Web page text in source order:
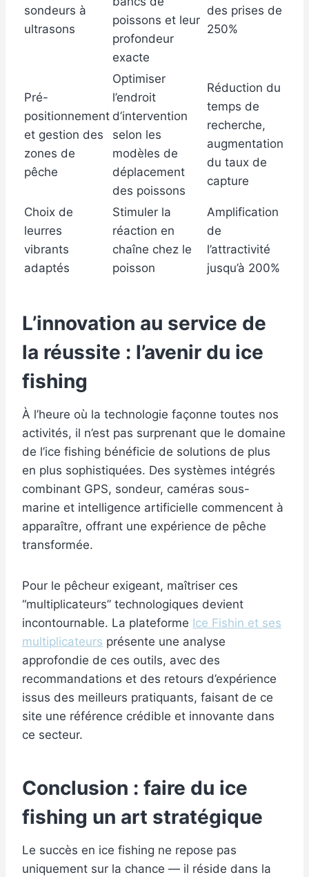
sondeurs à
ultrasons
poissons et leur
profondeur
exacte
des prises de
250%
Pré-
positionnement
et gestion des
zones de
pêche
Optimiser
l’endroit
d’intervention
selon les
modèles de
déplacement
des poissons
Réduction du
temps de
recherche,
augmentation
du taux de
capture
Choix de
leurres
vibrants
adaptés
Stimuler la
réaction en
chaîne chez le
poisson
Amplification
de
l’attractivité
jusqu’à 200%
L’innovation au service de
la réussite : l’avenir du ice
fishing
À l’heure où la technologie façonne toutes nos
activités, il n’est pas surprenant que le domaine
de l’ice fishing bénéficie de solutions de plus
en plus sophistiquées. Des systèmes intégrés
combinant GPS, sondeur, caméras sous-
marine et intelligence artificielle commencent à
apparaître, offrant une expérience de pêche
transformée.
Pour le pêcheur exigeant, maîtriser ces
“multiplicateurs” technologiques devient
incontournable. La plateforme Ice Fishin et ses
multiplicateurs présente une analyse
approfondie de ces outils, avec des
recommandations et des retours d’expérience
issus des meilleurs pratiquants, faisant de ce
site une référence crédible et innovante dans
ce secteur.
Conclusion : faire du ice
fishing un art stratégique
Le succès en ice fishing ne repose pas
uniquement sur la chance — il réside dans la